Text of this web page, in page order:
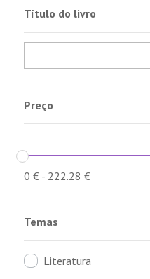
Título do livro
Preço
0 €- 222.28 €
Temas
Literatura